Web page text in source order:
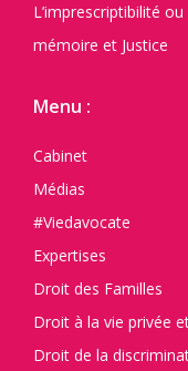
L’imprescriptibilité
mémoire et Justice
Menu :
Cabinet
Médias
#Viedavocate
Expertises
Droit des Familles
Droit à la vie privée
Droit de la